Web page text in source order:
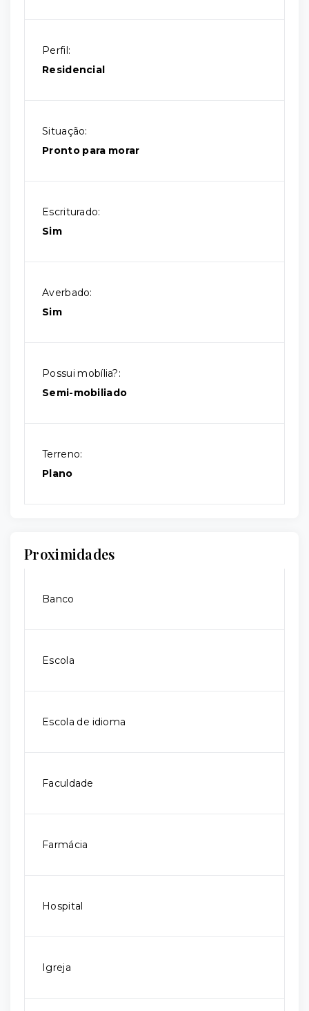
Perfil:
Residencial
Situação:
Pronto para morar
Escriturado:
Sim
Averbado:
Sim
Possui mobília?:
Semi-mobiliado
Terreno:
Plano
Proximidades
Banco
Escola
Escola de idioma
Faculdade
Farmácia
Hospital
Igreja